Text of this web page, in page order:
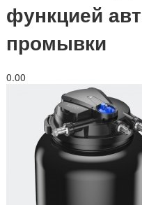
функцией
промывки
0.00